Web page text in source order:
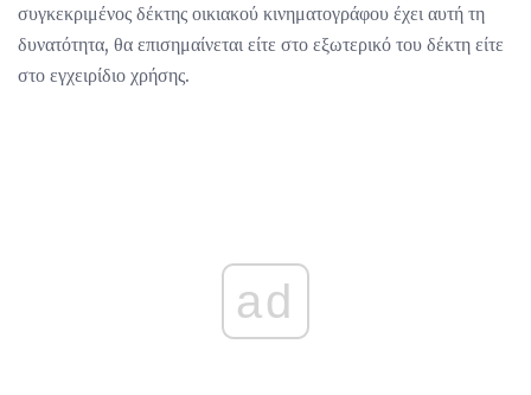
συγκεκριμένος δέκτης οικιακού κινηματογράφου έχει αυτή τη
δυνατότητα, θα επισημαίνεται είτε στο εξωτερικό του δέκτη είτε
στο εγχειρίδιο χρήσης.
ad